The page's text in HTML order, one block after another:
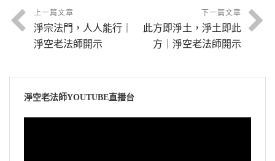
上一篇文章
淨宗法門，人人能行｜
淨空老法師開示
下一篇文章
此方即淨土，淨土即此
方｜淨空老法師開示
淨空老法師YOUTUBE直播台